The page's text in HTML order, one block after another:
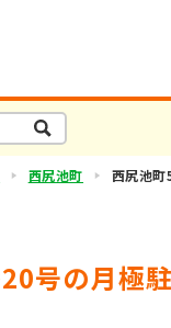
西尻池町 西尻池
号の月極